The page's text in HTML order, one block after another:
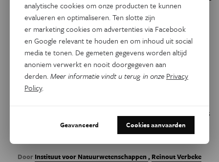
Eos Bibliotheek Natuurwetenschappen
18 miljoen jaar oude potvis
met ‘naaldvormige’ snuit joeg
op vinnige prooien
Paleontologen hebben een van de oudste fossiele
Peru is zo’n 18 miljoen jaar oud.Rhaphicetus valenciae was
ongeveer 5 meter lang en had een extreem lange snuit en
smalle, gepunte tanden.
Door Instituut voor Natuurwetenschappen, Reinout Verbeke
analytische cookies om onze producten te kunnen
evalueren en optimaliseren. Ten slotte zijn
er marketing cookies om advertenties via Facebook
en Google relevant te houden en om inhoud uit social
media te tonen. De gemeten gegevens worden altijd
anoniem verwerkt en nooit doorgegeven aan
derden.Meer informatie vindt u terug in onze Privacy
Policy.
Geavanceerd Cookies aanvaarden